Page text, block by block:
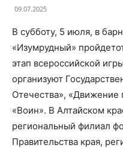
09.07.2025
В субботу, 5 июля, в
«Изумрудный»
этап всероссийской
организуют
Отечества»,
«Воин». В Алтайском
региональный филиал
Правительства края,